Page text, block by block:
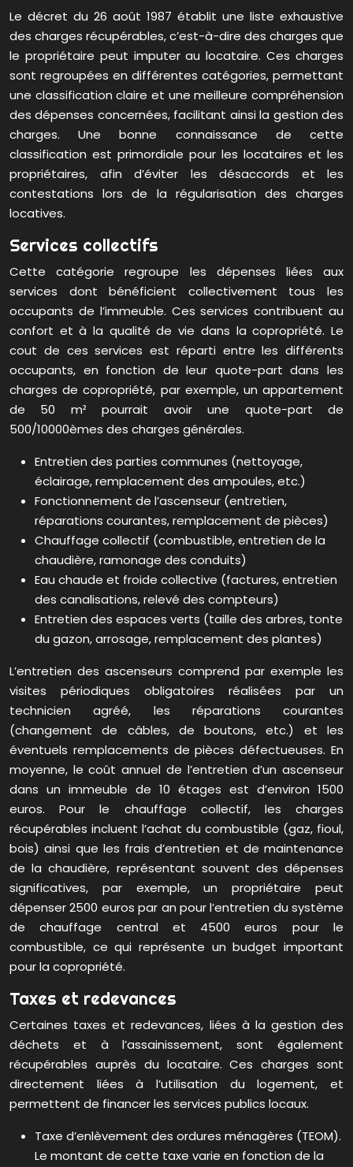
Le décret du 26 août 1987 établit une liste exhaustive
des charges récupérables, c’est-à-dire des charges que
le propriétaire peut imputer au locataire. Ces charges
sont regroupées en différentes catégories, permettant
une classification claire et une meilleure compréhension
des dépenses concernées, facilitant ainsi la gestion des
charges. Une bonne connaissance de cette
classification est primordiale pour les locataires et les
propriétaires, afin d’éviter les désaccords et les
contestations lors de la régularisation des charges
locatives.
Services collectifs
Cette catégorie regroupe les dépenses liées aux
services dont bénéficient collectivement tous les
occupants de l’immeuble. Ces services contribuent au
confort et à la qualité de vie dans la copropriété. Le
cout de ces services est réparti entre les différents
occupants, en fonction de leur quote-part dans les
charges de copropriété, par exemple, un appartement
de 50 m² pourrait avoir une quote-part de
500/10000èmes des charges générales.
Entretien des parties communes (nettoyage,
éclairage, remplacement des ampoules, etc.)
Fonctionnement de l’ascenseur (entretien,
réparations courantes, remplacement de pièces)
Chauffage collectif (combustible, entretien de la
chaudière, ramonage des conduits)
Eau chaude et froide collective (factures, entretien
des canalisations, relevé des compteurs)
Entretien des espaces verts (taille des arbres, tonte
du gazon, arrosage, remplacement des plantes)
L’entretien des ascenseurs comprend par exemple les
visites périodiques obligatoires réalisées par un
technicien agréé, les réparations courantes
(changement de câbles, de boutons, etc.) et les
éventuels remplacements de pièces défectueuses. En
moyenne, le coût annuel de l’entretien d’un ascenseur
dans un immeuble de 10 étages est d’environ 1500
euros. Pour le chauffage collectif, les charges
récupérables incluent l’achat du combustible (gaz, fioul,
bois) ainsi que les frais d’entretien et de maintenance
de la chaudière, représentant souvent des dépenses
significatives, par exemple, un propriétaire peut
dépenser 2500 euros par an pour l’entretien du système
de chauffage central et 4500 euros pour le
combustible, ce qui représente un budget important
pour la copropriété.
Taxes et redevances
Certaines taxes et redevances, liées à la gestion des
déchets et à l’assainissement, sont également
récupérables auprès du locataire. Ces charges sont
directement liées à l’utilisation du logement, et
permettent de financer les services publics locaux.
Taxe d’enlèvement des ordures ménagères (TEOM).
Le montant de cette taxe varie en fonction de la